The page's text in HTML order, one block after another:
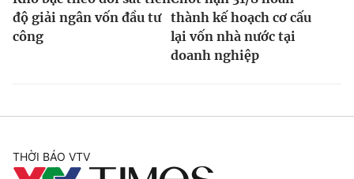
độ giải ngân vốn đầu tư
công
thành kế hoạch cơ cấu
lại vốn nhà nước tại
doanh nghiệp
THỜI BÁO VTV